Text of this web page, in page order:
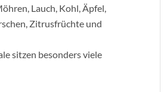
Lauch, Kohl, Äpfel,
Zitrusfrüchte und
sitzen besonders viele